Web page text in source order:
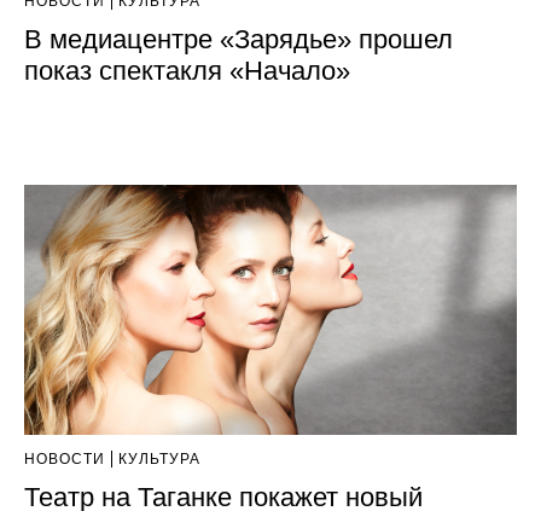
В медиацентре «Зарядье» прошел
показ спектакля «Начало»
НОВОСТИ КУЛЬТУРА
Театр на Таганке покажет новый